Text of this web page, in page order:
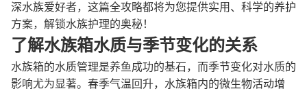
深水族爱好者，这篇全攻略都将为您提供实用、科学的养护
方案，解锁水族护理的奥秘！
了解水族箱水质与季节变化的关系
水族箱的水质管理是养鱼成功的基石，而季节变化对水质的
影响尤为显著。春季气温回升，水族箱内的微生物活动增